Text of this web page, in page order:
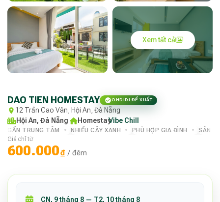
Xem tất cả
DAO TIEN HOMESTAY OHDIDI ĐỀ XUẤT
12 Trần Cao Vân, Hội An, Đà Nẵng
Hội An, Đà Nẵng· Homestay·
Vibe Chill
GẦN TRUNG TÂM NHIỀU CÂY XANH PHÙ HỢP GIA ĐÌNH
SÂN
Giá chỉ từ
600.000₫ / đêm